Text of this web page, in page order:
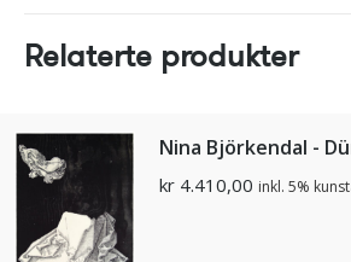
Relaterte produkter
Nina Björkendal -
kr 4.410,00 inkl. 5%